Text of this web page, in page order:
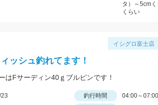
タ）～5cm
くらい
イシグロ富士店
ッシュ釣れてます！
はFサーディン40ｇブルピンです！
釣行時間
04:00～07:00